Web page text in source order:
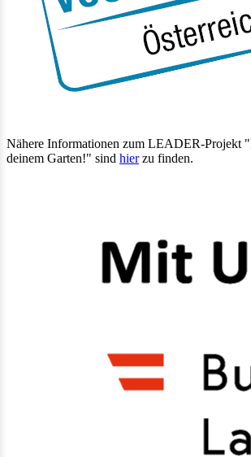
Nähere Informationen zum LEADER-Projekt
deinem Garten!" sind hierzu finden.